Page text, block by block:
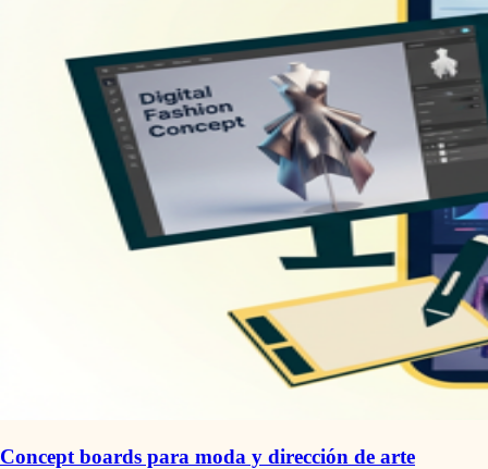
Concept boards para moda y dirección de arte